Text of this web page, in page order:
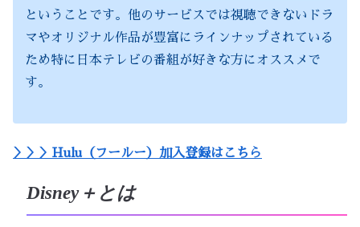
ということです。他のサービスでは視聴できないドラ
マやオリジナル作品が豊富にラインナップされている
ため特に日本テレビの番組が好きな方にオススメで
す。
＞＞＞Hulu（フールー）加入登録はこちら
Disney＋とは